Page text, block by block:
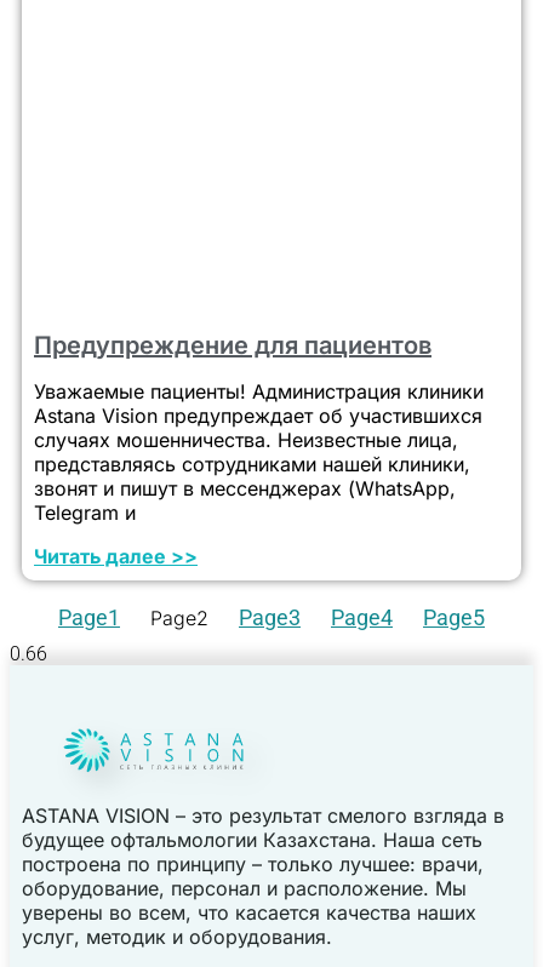
Предупреждение для пациентов
Уважаемые пациенты! Администрация клиники
Astana Vision предупреждает об участившихся
случаях мошенничества. Неизвестные лица,
представляясь сотрудниками нашей клиники,
звонят и пишут в мессенджерах (WhatsApp,
Telegram и
Читать далее >>
Page1 Page2 Page3 Page4 Page5
ASTANA VISION – это результат смелого взгляда в
будущее офтальмологии Казахстана. Наша сеть
построена по принципу – только лучшее: врачи,
оборудование, персонал и расположение. Мы
уверены во всем, что касается качества наших
услуг, методик и оборудования.